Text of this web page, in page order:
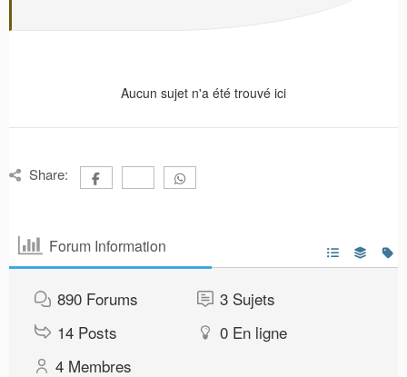
Aucun sujet n'a été trouvé ici
Share:
Forum Information
890 Forums 3 Sujets
14 Posts 0 En ligne
4 Membres